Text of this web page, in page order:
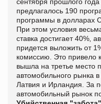
предлагалось 190
программы в долларах
При этом условия
ставка достигает 40%,
придется выложить от
комиссию. Это привело
вышла на третье место
автомобильного рынка
Латвия и Ирландия. За
автомобильный рынок